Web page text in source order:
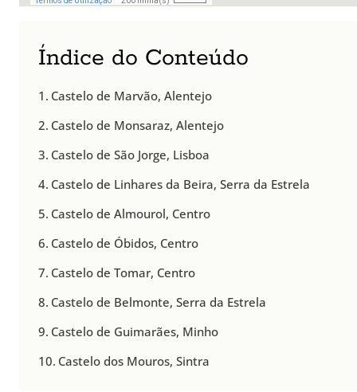
Índice do Conteúdo
Castelo de Marvão, Alentejo
Castelo de Monsaraz, Alentejo
Castelo de São Jorge, Lisboa
Castelo de Linhares da Beira, Serra da Estrela
Castelo de Almourol, Centro
Castelo de Óbidos, Centro
Castelo de Tomar, Centro
Castelo de Belmonte, Serra da Estrela
Castelo de Guimarães, Minho
Castelo dos Mouros, Sintra